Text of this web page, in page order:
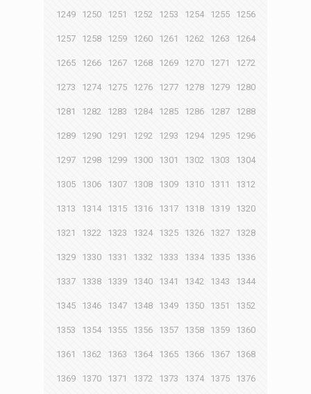
1249 1250 1251 1252 1253 1254 1255 1256
1257 1258 1259 1260 1261 1262 1263 1264
1265 1266 1267 1268 1269 1270 1271 1272
1273 1274 1275 1276 1277 1278 1279 1280
1281 1282 1283 1284 1285 1286 1287 1288
1289 1290 1291 1292 1293 1294 1295 1296
1297 1298 1299 1300 1301 1302 1303 1304
1305 1306 1307 1308 1309 1310 1311 1312
1313 1314 1315 1316 1317 1318 1319 1320
1321 1322 1323 1324 1325 1326 1327 1328
1329 1330 1331 1332 1333 1334 1335 1336
1337 1338 1339 1340 1341 1342 1343 1344
1345 1346 1347 1348 1349 1350 1351 1352
1353 1354 1355 1356 1357 1358 1359 1360
1361 1362 1363 1364 1365 1366 1367 1368
1369 1370 1371 1372 1373 1374 1375 1376